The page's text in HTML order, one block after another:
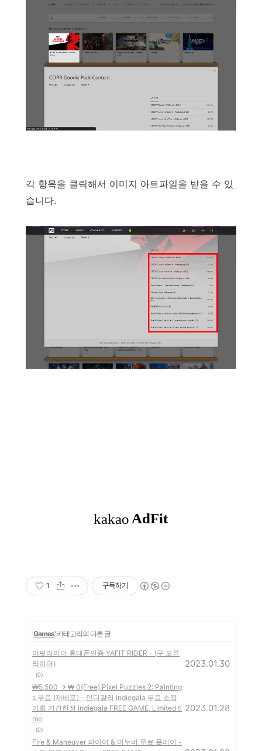
각 항목을 클릭해서 이미지 아트파일을 받을 수 있
습니다.
1 구독하기
'Games' 카테고리의 다른 글
야핏라이더 휴대폰인증 YAFIT RIDER - (구 오픈
라이더)
(0)
2023.01.30
₩5,500 -> ₩ 0(Free) Pixel Puzzles 2: Painting
s 무료 (재배포) - 인디갈라 indiegala 무료 소장
기회 기간한정 indiegala FREE GAME, Limited ti
me
(0)
2023.01.28
Fire & Maneuver 파이어 & 머누버 무료 플레이 -